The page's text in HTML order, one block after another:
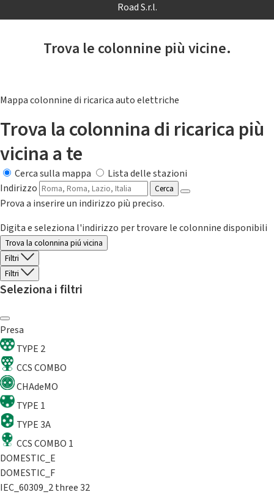
Road S.r.l.
Trova le colonnine più vicine.
Mappa colonnine di ricarica auto elettriche
Trova la colonnina di ricarica più
vicina a te
Cerca sulla mappa
Lista delle stazioni
Indirizzo
Cerca
Prova a inserire un indirizzo più preciso.
Digita e seleziona l'indirizzo per trovare le colonnine disponibili
Trova la colonnina piú vicina
Filtri
Filtri
Seleziona i filtri
Presa
TYPE 2
CCS COMBO
CHAdeMO
TYPE 1
TYPE 3A
CCS COMBO 1
DOMESTIC_E
DOMESTIC_F
IEC_60309_2 three 32